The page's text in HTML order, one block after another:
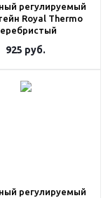
регулируемый
Royal Thermo
925 руб.
регулируемый